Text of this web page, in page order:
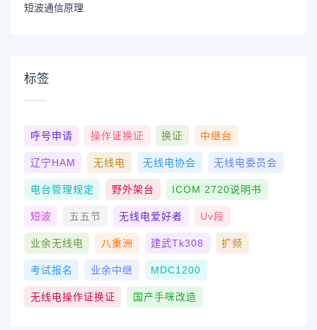
短波通信原理
标签
呼号申请 操作证换证 换证 中继台
辽宁HAM 无线电 无线电协会 无线电委员会
电台管理规定 野外架台 ICOM 2720说明书
短波 五五节 无线电爱好者 Uv段
业余无线电 八重洲 建武tk308 扩频
考试报名 业余中继 MDC1200
无线电操作证换证 国产手咪改造